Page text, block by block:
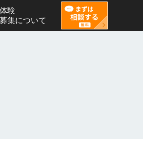
体験
募集について